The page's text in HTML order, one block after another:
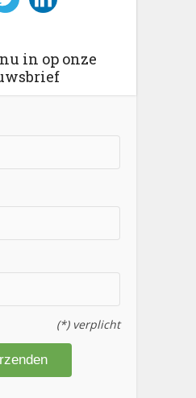
in op onze
(*) verplicht